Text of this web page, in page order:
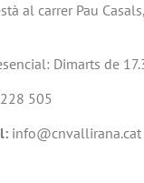
al carrer Pau
Dimarts de
505
info@cnvallirana.cat